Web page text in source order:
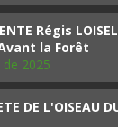
Régis
la Forêt
2025
DE L'OISEAU